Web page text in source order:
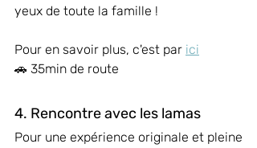
yeux de toute la famille !
Pour en savoir plus, c'est par ici
🚗 35min de route
4. Rencontre avec les lamas
Pour une expérience originale et pleine